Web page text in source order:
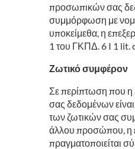
προσωπικών σας
συμμόρφωση με
υποκείμεθα, η
1 του ΓΚΠΔ. 6 I 1 lit.
Ζωτικό συμφέρον
Σε περίπτωση που
σας δεδομένων
των ζωτικών σας
άλλου προσώπου, η
πραγματοποιείται